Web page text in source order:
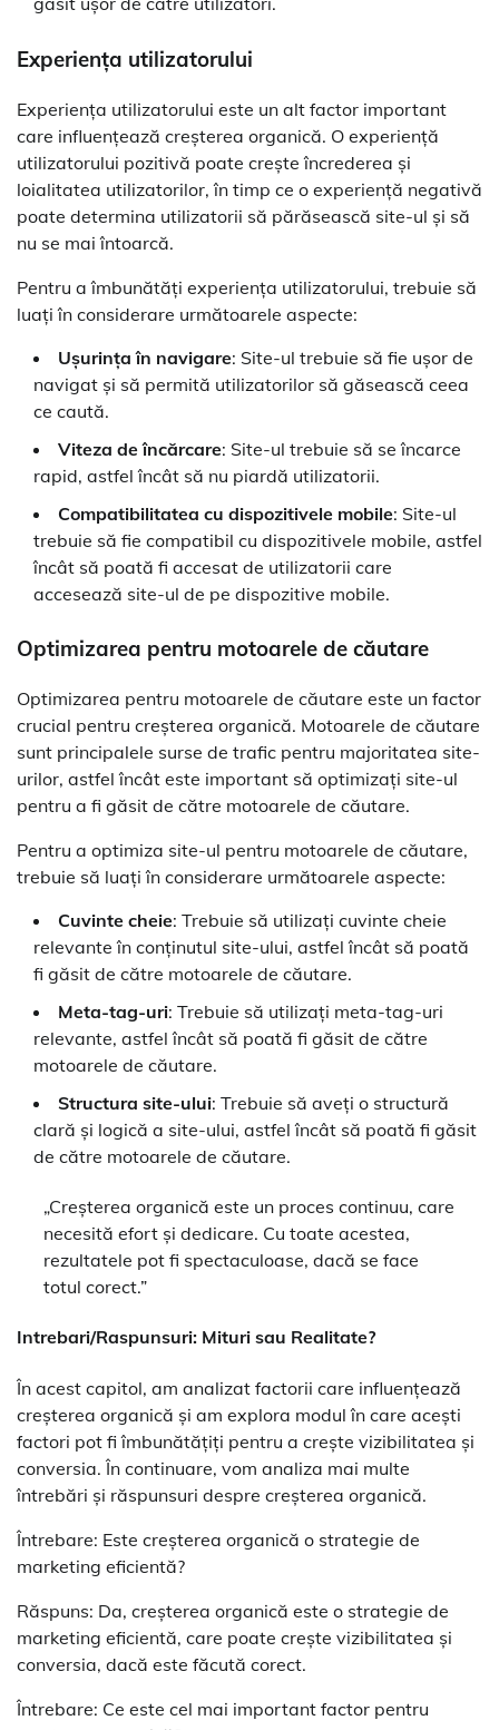
Experiența utilizatorului
Experiența utilizatorului este un alt factor important
care influențează creșterea organică. O experiență
utilizatorului pozitivă poate crește încrederea și
loialitatea utilizatorilor, în timp ce o experiență negativă
poate determina utilizatorii să părăsească site-ul și să
nu se mai întoarcă.
Pentru a îmbunătăți experiența utilizatorului, trebuie să
luați în considerare următoarele aspecte:
Ușurința în navigare: Site-ul trebuie să fie ușor de
navigat și să permită utilizatorilor să găsească ceea
ce caută.
Viteza de încărcare: Site-ul trebuie să se încarce
rapid, astfel încât să nu piardă utilizatorii.
Compatibilitatea cu dispozitivele mobile: Site-ul
trebuie să fie compatibil cu dispozitivele mobile, astfel
încât să poată fi accesat de utilizatorii care
accesează site-ul de pe dispozitive mobile.
Optimizarea pentru motoarele de căutare
Optimizarea pentru motoarele de căutare este un factor
crucial pentru creșterea organică. Motoarele de căutare
sunt principalele surse de trafic pentru majoritatea site-
urilor, astfel încât este important să optimizați site-ul
pentru a fi găsit de către motoarele de căutare.
Pentru a optimiza site-ul pentru motoarele de căutare,
trebuie să luați în considerare următoarele aspecte:
Cuvinte cheie: Trebuie să utilizați cuvinte cheie
relevante în conținutul site-ului, astfel încât să poată
fi găsit de către motoarele de căutare.
Meta-tag-uri: Trebuie să utilizați meta-tag-uri
relevante, astfel încât să poată fi găsit de către
motoarele de căutare.
Structura site-ului: Trebuie să aveți o structură
clară și logică a site-ului, astfel încât să poată fi găsit
de către motoarele de căutare.
„Creșterea organică este un proces continuu, care
necesită efort și dedicare. Cu toate acestea,
rezultatele pot fi spectaculoase, dacă se face
totul corect.”
Intrebari/Raspunsuri: Mituri sau Realitate?
În acest capitol, am analizat factorii care influențează
creșterea organică și am explora modul în care acești
factori pot fi îmbunătățiți pentru a crește vizibilitatea și
conversia. În continuare, vom analiza mai multe
întrebări și răspunsuri despre creșterea organică.
Întrebare: Este creșterea organică o strategie de
marketing eficientă?
Răspuns: Da, creșterea organică este o strategie de
marketing eficientă, care poate crește vizibilitatea și
conversia, dacă este făcută corect.
Întrebare: Ce este cel mai important factor pentru